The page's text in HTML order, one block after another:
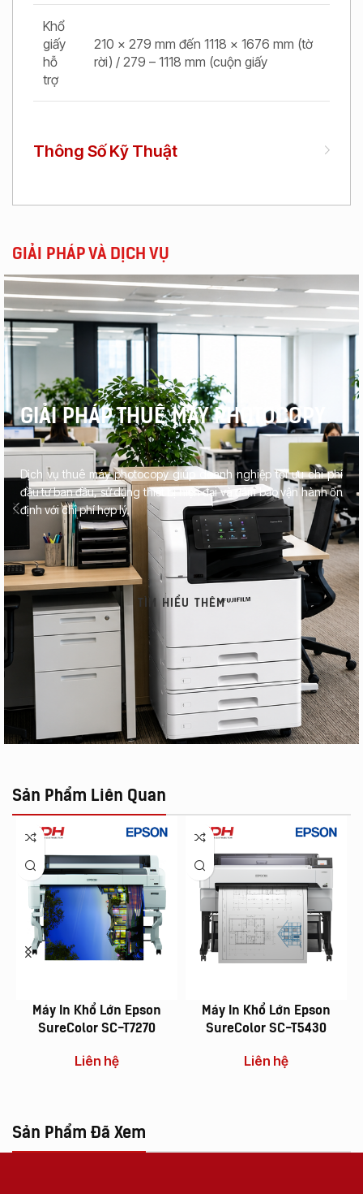
Khổ
giấy
hỗ
trợ
210 x 279 mm đến 1118 x 1676 mm (tờ
rời) / 279 – 1118 mm (cuộn giấy
Thông Số Kỹ Thuật
GIẢI PHÁP VÀ DỊCH VỤ
GIẢI PHÁP THUÊ MÁY PHOTOCOPY
Dịch vụ thuê máy photocopy giúp doanh nghiệp tối ưu chi phí
đầu tư ban đầu, sử dụng thiết bị hiện đại và đảm bảo vận hành ổn
định với chi phí hợp lý.
TÌM HIỂU THÊM
Sản Phẩm Liên Quan
Máy In Khổ Lớn Epson
SureColor SC-T7270
Liên hệ
Máy In Khổ Lớn Epson
SureColor SC-T5430
Liên hệ
Sản Phẩm Đã Xem